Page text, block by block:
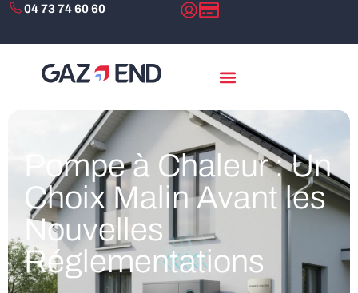
04 73 74 60 60
Pompe à Chaleur : Un
Choix Malin Avant les
Nouvelles
Réglementations